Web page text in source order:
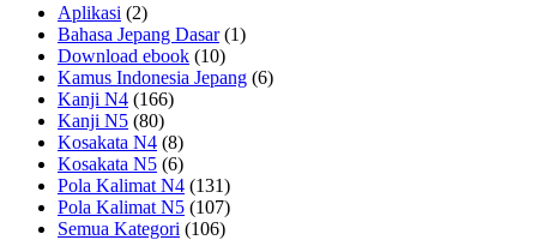
Aplikasi (2)
Bahasa Jepang Dasar(1)
Download ebook (10)
Kamus Indonesia Jepang (6)
Kanji N4 (166)
Kanji N5 (80)
Kosakata N4 (8)
Kosakata N5 (6)
Pola Kalimat N4 (131)
Pola Kalimat N5 (107)
Semua Kategori (106)